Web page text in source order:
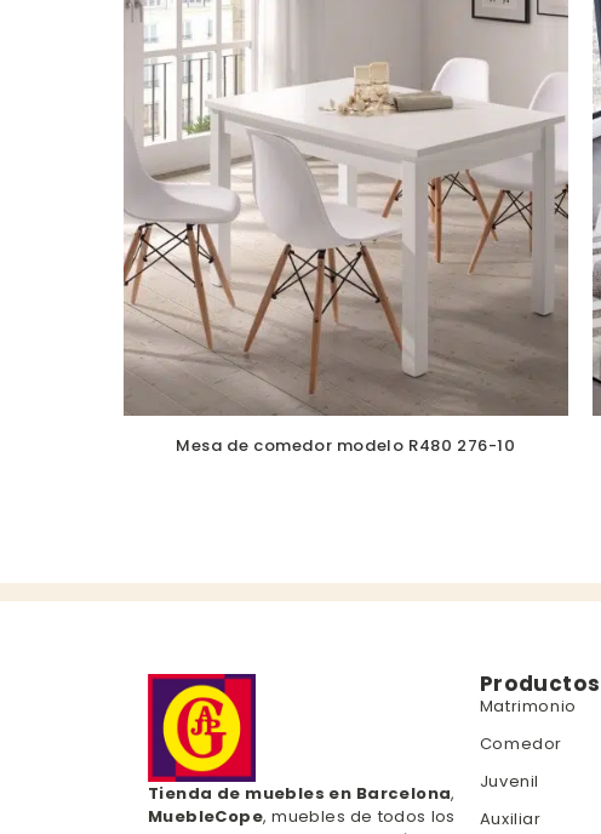
Mesa de comedor modelo R480 276-10
Tienda de muebles en Barcelona,
MuebleCope, muebles de todos los
Productos
Matrimonio
Comedor
Juvenil
Auxiliar